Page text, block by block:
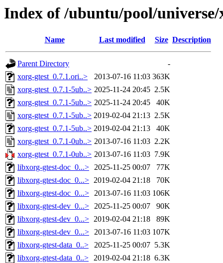
Index of /ubuntu/pool/
Name Last modified Size Description
Parent Directory
-
xorg-gtest_0.7.1.ori..>
2013-07-16 11:03 363K
xorg-gtest_0.7.1-5ub..> 2025-11-24 20:45 2.5K
xorg-gtest_0.7.1-5ub..> 2025-11-24 20:45
40K
xorg-gtest_0.7.1-5ub..> 2019-02-04 21:13 2.5K
xorg-gtest_0.7.1-5ub..> 2019-02-04 21:13
40K
xorg-gtest_0.7.1-0ub..> 2013-07-16 11:03 2.2K
xorg-gtest_0.7.1-0ub..> 2013-07-16 11:03 7.9K
libxorg-gtest-doc_0...> 2025-11-25 00:07
77K
libxorg-gtest-doc_0...> 2019-02-04 21:18
70K
libxorg-gtest-doc_0...> 2013-07-16 11:03 106K
libxorg-gtest-dev_0...> 2025-11-25 00:07
90K
libxorg-gtest-dev_0...> 2019-02-04 21:18
89K
libxorg-gtest-dev_0...> 2013-07-16 11:03 107K
libxorg-gtest-data_0..>
2025-11-25 00:07 5.3K
libxorg-gtest-data_0..> 2019-02-04 21:18 6.3K